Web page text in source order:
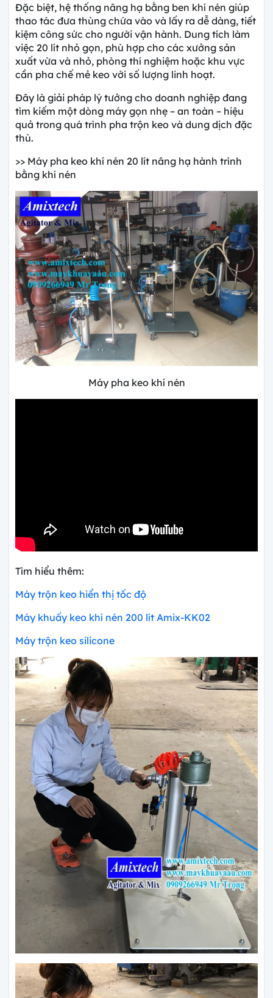
Đặc biệt, hệ thống nâng hạ bằng ben khí nén giúp
thao tác đưa thùng chứa vào và lấy ra dễ dàng, tiết
kiệm công sức cho người vận hành. Dung tích làm
việc 20 lít nhỏ gọn, phù hợp cho các xưởng sản
xuất vừa và nhỏ, phòng thí nghiệm hoặc khu vực
cần pha chế mẻ keo với số lượng linh hoạt.
Đây là giải pháp lý tưởng cho doanh nghiệp đang
tìm kiếm một dòng máy gọn nhẹ – an toàn – hiệu
quả trong quá trình pha trộn keo và dung dịch đặc
thù.
>> Máy pha keo khí nén 20 lít nâng hạ hành trình
bằng khí nén
Máy pha keo khí nén
Tìm hiểu thêm:
Máy trộn keo hiển thị tốc độ
Máy khuấy keo khí nén 200 lít Amix-KK02
Máy trộn keo silicone